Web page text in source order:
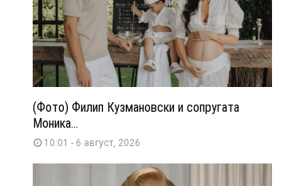
(Фото) Филип Кузмановски и сопругата
Моника...
10:01 - 6 август, 2026